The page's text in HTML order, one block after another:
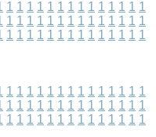
1 1 1 1 1 1 1 1 1 1 1 1 1 1
1 1 1 1 1 1 1 1 1 1 1 1 1 1
1 1 1 1 1 1 1 1 1 1 1 1 1 1
1 1 1 1 1 1 1 1 1 1 1 1 1 1
1 1 1 1 1 1 1 1 1 1 1 1 1 1
1 1 1 1 1 1 1 1 1 1 1 1 1 1